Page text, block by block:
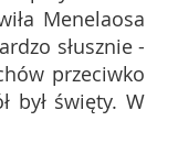
Menelaosa
słusznie -
przeciwko
był święty. W